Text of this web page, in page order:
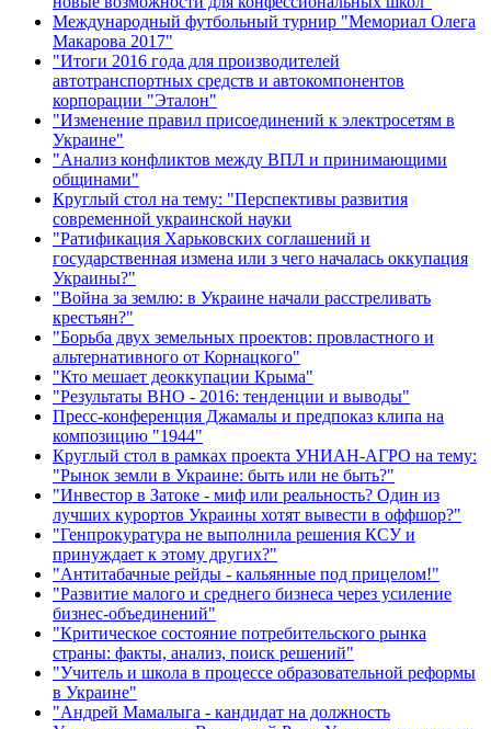
Международный футбольный турнир "Мемориал Олега
Макарова 2017"
"Итоги 2016 года для производителей
автотранспортных средств и автокомпонентов
корпорации "Эталон"
"Изменение правил присоединений к электросетям в
Украине"
"Анализ конфликтов между ВПЛ и принимающими
общинами"
Круглый стол на тему: "Перспективы развития
современной украинской науки
"Ратификация Харьковских соглашений и
государственная измена или з чего началась оккупация
Украины?"
"Война за землю: в Украине начали расстреливать
крестьян?"
"Борьба двух земельных проектов: провластного и
альтернативного от Корнацкого"
"Кто мешает деоккупации Крыма"
"Результаты ВНО - 2016: тенденции и выводы"
Пресс-конференция Джамалы и предпоказ клипа на
композицию "1944"
Круглый стол в рамках проекта УНИАН-АГРО на тему:
"Рынок земли в Украине: быть или не быть?"
"Инвестор в Затоке - миф или реальность? Один из
лучших курортов Украины хотят вывести в оффшор?"
"Генпрокуратура не выполнила решения КСУ и
принуждает к этому других?"
"Антитабачные рейды - кальянные под прицелом!"
"Развитие малого и среднего бизнеса через усиление
бизнес-объединений"
"Критическое состояние потребительского рынка
страны: факты, анализ, поиск решений"
"Учитель и школа в процессе образовательной реформы
в Украине"
"Андрей Мамалыга - кандидат на должность